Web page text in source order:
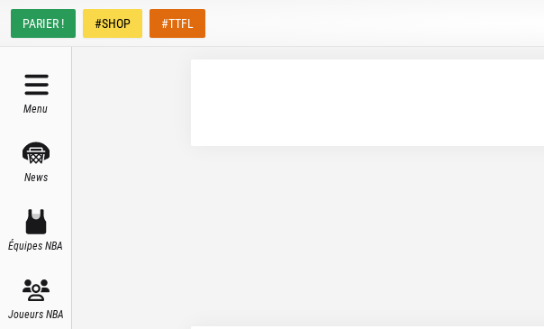
PARIER ! #SHOP #TTFL
Menu
News
Équipes NBA
Joueurs NBA